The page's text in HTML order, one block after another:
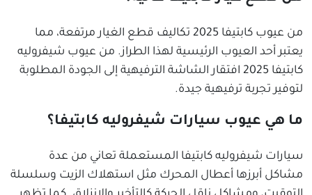
من عيوب كابتيفا 2025 تكاليف قطع الغيار مرتفعة، مما
يعتبر أحد العيوب الرئيسية لهذا الطراز. من عيوب شيفروليه
كابتيفا 2025 افتقار الشاشة الترفيهية إلى الجودة المطلوبة
لتوفير تجربة ترفيهية جيدة.
ما هي عيوب سيارات شيفروليه كابتيفا؟
سيارات شيفروليه كابتيفا المستعملة تعاني من عدة
مشاكل أبرزها أعطال المحرك مثل استهلاك الزيت وسلسلة